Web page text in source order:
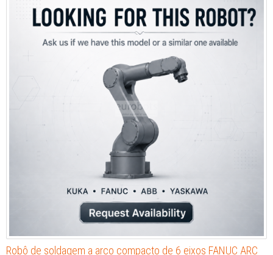
Robô de soldagem a arco compacto de 6 eixos FANUC ARC